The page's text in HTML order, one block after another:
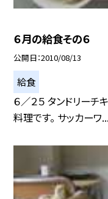
６月の給食その６
公開日 2010/08/13
給食
６／２５ タンドリーチ
料理です。 サッカーワ...